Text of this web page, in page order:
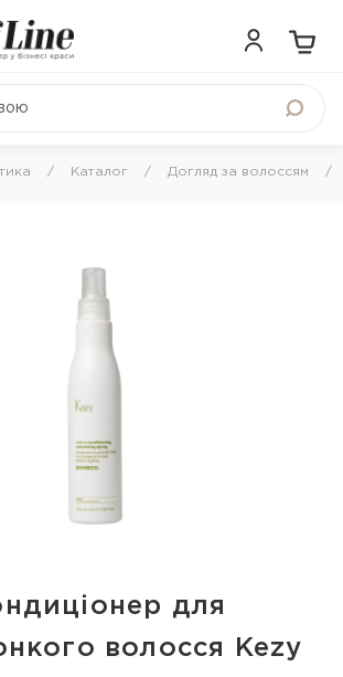
Каталог Догляд за волоссям
для
волосся Kezy